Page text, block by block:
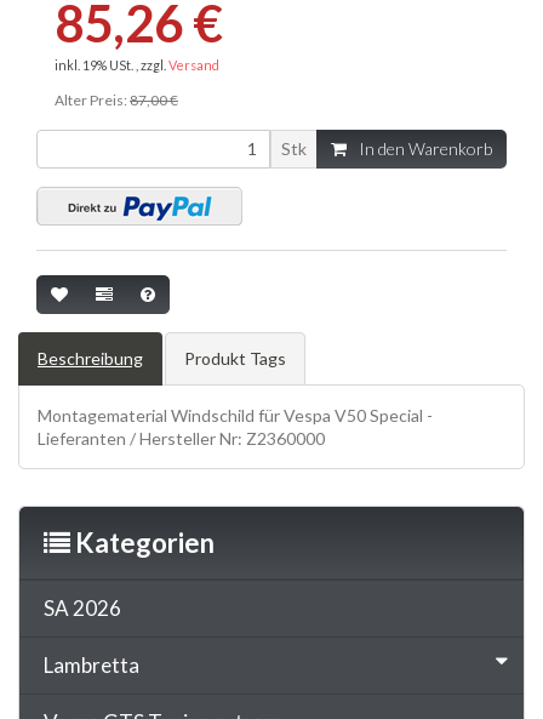
85,26 €
inkl. 19% USt. , zzgl. Versand
Alter Preis: 87,00 €
Stk In den Warenkorb
Beschreibung Produkt Tags
Montagematerial Windschild für Vespa V50 Special -
Lieferanten / Hersteller Nr: Z2360000
Kategorien
SA 2026
Lambretta